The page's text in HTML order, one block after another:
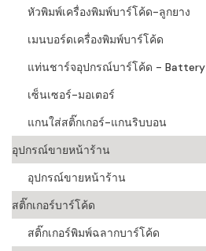
หัวพิมพ์เครื่องพิมพ์บาร์โค้ด-ลูกยาง
เมนบอร์ดเครื่องพิมพ์บาร์โค้ด
แท่นชาร์จอุปกรณ์บาร์โค้ด - Battery
เซ็นเซอร์-มอเตอร์
แกนใส่สติ๊กเกอร์-แกนริบบอน
อุปกรณ์ขายหน้าร้าน
อุปกรณ์ขายหน้าร้าน
สติ๊กเกอร์บาร์โค้ด
สติ๊กเกอร์พิมพ์ฉลากบาร์โค้ด